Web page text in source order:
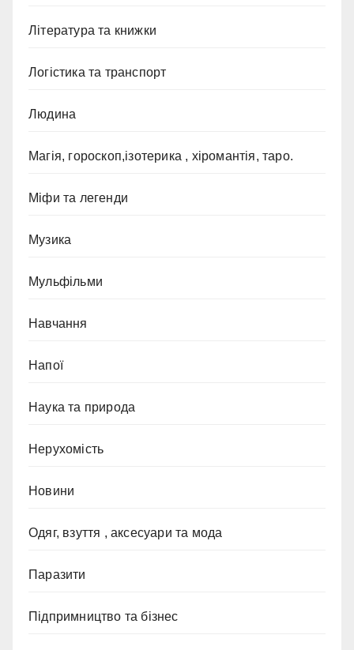
Література та книжки
Логістика та транспорт
Людина
Магія, гороскоп,ізотерика , хіромантія, таро.
Міфи та легенди
Музика
Мульфільми
Навчання
Напої
Наука та природа
Нерухомість
Новини
Одяг, взуття , аксесуари та мода
Паразити
Підпримництво та бізнес